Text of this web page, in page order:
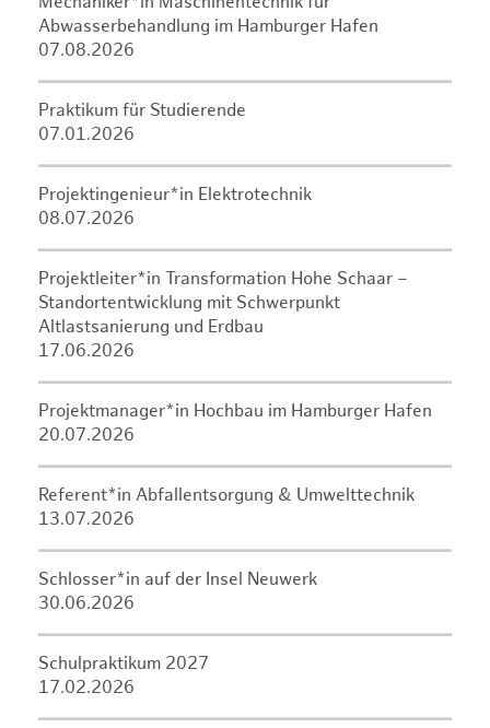
Abwasserbehandlung im Hamburger Hafen
07.08.2026
Praktikum für Studierende
07.01.2026
Projektingenieur*in Elektrotechnik
08.07.2026
Projektleiter*in Transformation Hohe Schaar –
Standortentwicklung mit Schwerpunkt
Altlastsanierung und Erdbau
17.06.2026
Projektmanager*in Hochbau im Hamburger Hafen
20.07.2026
Referent*in Abfallentsorgung & Umwelttechnik
13.07.2026
Schlosser*in auf der Insel Neuwerk
30.06.2026
Schulpraktikum 2027
17.02.2026